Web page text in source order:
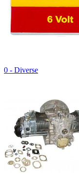
0 - Diverse